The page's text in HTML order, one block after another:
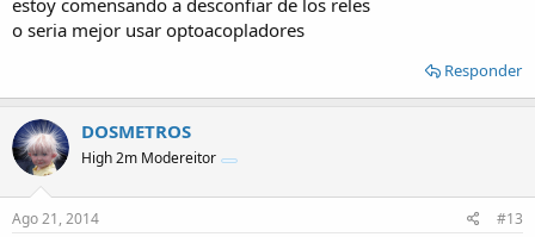
o seria mejor usar optoacopladores
Responder
DOSMETROS
High 2m Modereitor
Ago 21, 2014 #13